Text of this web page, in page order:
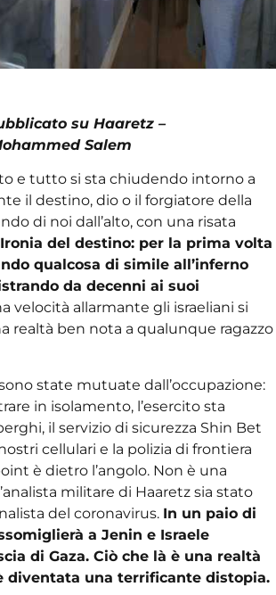
su Haaretz –
Salem
e tutto si sta chiudendo intorno a
il destino, dio o il forgiatore della
di noi dall’alto, con una risata
Ironia del destino: per la prima volta
qualcosa di simile all’inferno
da decenni ai suoi
velocità allarmante gli israeliani si
realtà ben nota a qualunque ragazzo
state mutuate dall’occupazione:
in isolamento, l’esercito sta
il servizio di sicurezza Shin Bet
cellulari e la polizia di frontiera
è dietro l’angolo. Non è una
militare di Haaretz sia stato
del coronavirus. In un paio di
a Jenin e Israele
di Gaza. Ciò che là è una realtà
diventata una terrificante distopia.